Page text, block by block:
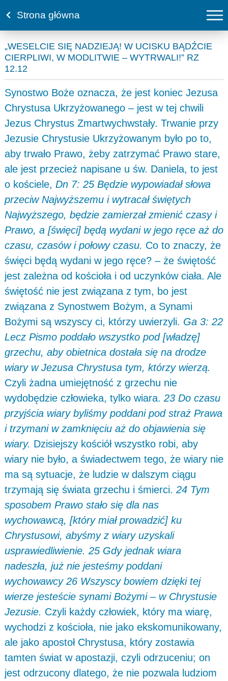
Strona główna
„WESELCIE SIĘ NADZIEJĄ! W UCISKU BĄDŹCIE
CIERPLIWI, W MODLITWIE – WYTRWALI!” RZ
12.12
Synostwo Boże oznacza, że jest koniec Jezusa
Chrystusa Ukrzyżowanego – jest w tej chwili
Jezus Chrystus Zmartwychwstały. Trwanie przy
Jezusie Chrystusie Ukrzyżowanym było po to,
aby trwało Prawo, żeby zatrzymać Prawo stare,
ale jest przecież napisane u św. Daniela, to jest
o kościele, Dn 7: 25 Będzie wypowiadał słowa
przeciw Najwyższemu i wytracał świętych
Najwyższego, będzie zamierzał zmienić czasy i
Prawo, a [święci] będą wydani w jego ręce aż do
czasu, czasów i połowy czasu. Co to znaczy, że
święci będą wydani w jego ręce? – że świętość
jest zależna od kościoła i od uczynków ciała. Ale
świętość nie jest związana z tym, bo jest
związana z Synostwem Bożym, a Synami
Bożymi są wszyscy ci, którzy uwierzyli. Ga 3: 22
Lecz Pismo poddało wszystko pod [władzę]
grzechu, aby obietnica dostała się na drodze
wiary w Jezusa Chrystusa tym, którzy wierzą.
Czyli żadna umiejętność z grzechu nie
wydobędzie człowieka, tylko wiara. 23 Do czasu
przyjścia wiary byliśmy poddani pod straż Prawa
i trzymani w zamknięciu aż do objawienia się
wiary. Dzisiejszy kościół wszystko robi, aby
wiary nie było, a świadectwem tego, że wiary nie
ma są sytuacje, że ludzie w dalszym ciągu
trzymają się świata grzechu i śmierci. 24 Tym
sposobem Prawo stało się dla nas
wychowawcą, [który miał prowadzić] ku
Chrystusowi, abyśmy z wiary uzyskali
usprawiedliwienie. 25 Gdy jednak wiara
nadeszła, już nie jesteśmy poddani
wychowawcy 26 Wszyscy bowiem dzięki tej
wierze jesteście synami Bożymi – w Chrystusie
Jezusie. Czyli każdy człowiek, który ma wiarę,
wychodzi z kościoła, nie jako ekskomunikowany,
ale jako apostoł Chrystusa, który zostawia
tamten świat w apostazji, czyli odrzuceniu; on
jest odrzucony dlatego, że nie pozwala ludziom